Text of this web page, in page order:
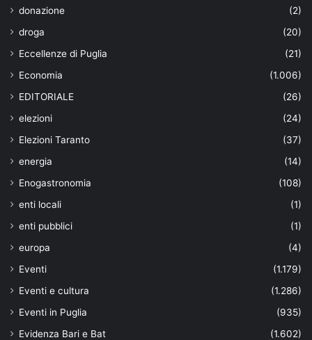
donazione
(2)
droga
(20)
Eccellenze di Puglia
(21)
Economia
(1.006)
EDITORIALE
(26)
elezioni
(24)
Elezioni Taranto
(37)
energia
(14)
Enogastronomia
(108)
enti locali
(1)
enti pubblici
(1)
europa
(4)
Eventi
(1.179)
Eventi e cultura
(1.286)
Eventi in Puglia
(935)
Evidenza Bari e Bat
(1.602)